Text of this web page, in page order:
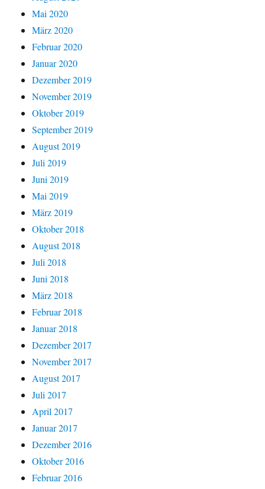
Mai 2020
März 2020
Februar 2020
Januar 2020
Dezember 2019
November 2019
Oktober 2019
September 2019
August 2019
Juli 2019
Juni 2019
Mai 2019
März 2019
Oktober 2018
August 2018
Juli 2018
Juni 2018
März 2018
Februar 2018
Januar 2018
Dezember 2017
November 2017
August 2017
Juli 2017
April 2017
Januar 2017
Dezember 2016
Oktober 2016
Februar 2016